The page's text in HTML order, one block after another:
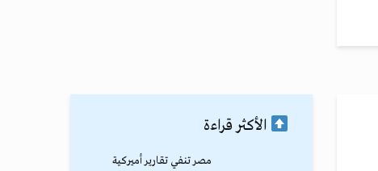
الأكثر قراءة
مصر تنفي تقارير أميركية